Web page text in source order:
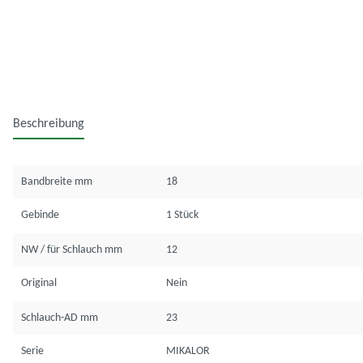
Beschreibung
Bandbreite mm 18
Gebinde 1 Stück
NW / für Schlauch mm 12
Original Nein
Schlauch-AD mm 23
Serie MIKALOR